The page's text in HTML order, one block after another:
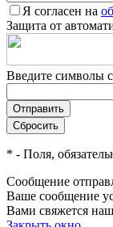
Я согласен на
Защита от
Введите символы
* - Поля,
Сообщение
Ваше сообщение
Вами свяжется